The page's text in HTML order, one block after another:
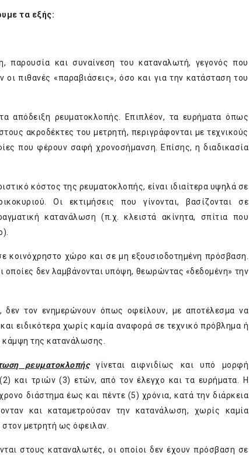
τα εξής:
παρουσία και συναίνεση του καταναλωτή, γεγονός που
πιθανές «παραβιάσεις», όσο και για την κατάσταση του
απόδειξη ρευματοκλοπής. Επιπλέον, τα ευρήματα όπως
ακροδέκτες του μετρητή, περιγράφονται με τεχνικούς
που φέρουν σαφή χρονοσήμανση. Επίσης, η διαδικασία
κόστος της ρευματοκλοπής, είναι ιδιαίτερα υψηλά σε
Οι εκτιμήσεις που γίνονται, βασίζονται σε
κατανάλωση (π.χ. κλειστά ακίνητα, σπίτια που
κοινόχρηστο χώρο και σε μη εξουσιοδοτημένη πρόσβαση.
οποίες δεν λαμβάνονται υπόψη, θεωρώντας «δεδομένη» την
τον ενημερώνουν όπως οφείλουν, με αποτέλεσμα να
ειδικότερα χωρίς καμία αναφορά σε τεχνικό πρόβλημα ή
κάμψη της κατανάλωσης.
ρευματοκλοπήςγίνεται αιφνιδίως και υπό μορφή
και τριών (3) ετών, από τον έλεγχο και τα ευρήματα. Η
διάστημα έως και πέντε (5) χρόνια, κατά την διάρκεια
και καταμετρούσαν την κατανάλωση, χωρίς καμία
μετρητή ως όφειλαν.
στους καταναλωτές, οι οποίοι δεν έχουν πρόσβαση σε